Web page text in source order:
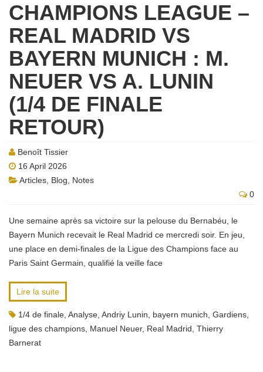
CHAMPIONS LEAGUE –
REAL MADRID VS
BAYERN MUNICH : M.
NEUER VS A. LUNIN
(1/4 DE FINALE
RETOUR)
Benoît Tissier
16 April 2026
Articles Blog
Notes
0
Une semaine après sa victoire sur la pelouse du Bernabéu, le
Bayern Munich recevait le Real Madrid ce mercredi soir. En jeu,
une place en demi-finales de la Ligue des Champions face au
Paris Saint Germain, qualifié la veille face
Lire la suite
1/4 de finale Analyse Andriy Lunin bayern munich Gardiens
ligue des champions Manuel Neuer, Real Madrid Thierry
Barnerat